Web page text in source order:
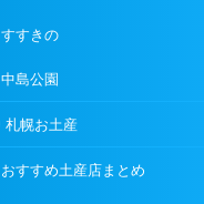
すすきの
中島公園
札幌お土産
おすすめ土産店まとめ